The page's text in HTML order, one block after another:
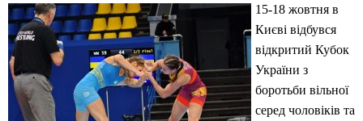
15-18 жовтня в
Києві відбувся
відкритий Кубок
України з
боротьби вільної
серед чоловіків та